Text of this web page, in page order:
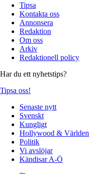
Tipsa
Kontakta oss
Annonsera
Redaktion
Om oss
Arkiv
Redaktionell policy
Har du ett nyhetstips?
Tipsa oss!
Senaste nytt
Svenskt
Kungligt
Hollywood & Världen
Politik
Vi avslöjar
Kändisar A-Ö